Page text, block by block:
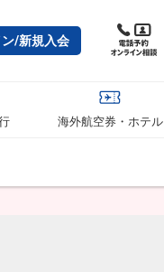
ン/新規入会
海外航空券・ホテル